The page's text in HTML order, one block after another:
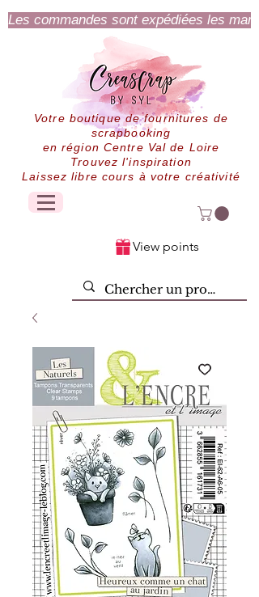
Les commandes sont expédiées les
Votre boutique de fournitures de
scrapbooking
en région Centre Val de Loire
Trouvez l'inspiration
Laissez libre cours à votre créativité
View points